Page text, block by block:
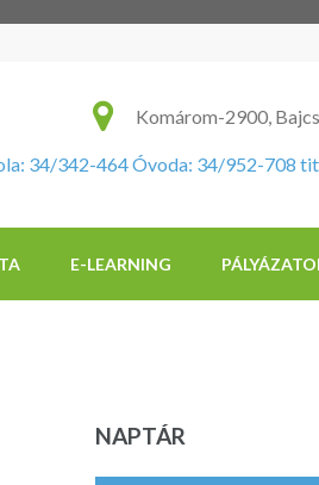
Katolikus Általános
Komárom-2900,
34/342-464 Óvoda: 34/952-708
E-LEARNING
NAPTÁR